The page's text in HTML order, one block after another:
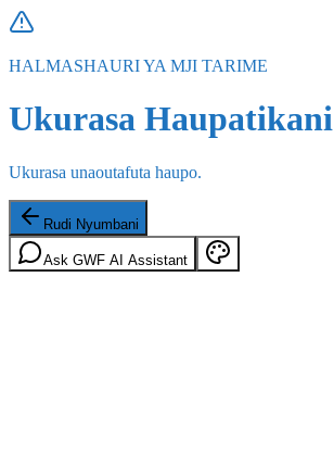
HALMASHAURI YA MJI TARIME
Ukurasa Haupatikani
Ukurasa unaoutafuta haupo.
Rudi Nyumbani
Ask GWF AI Assistant